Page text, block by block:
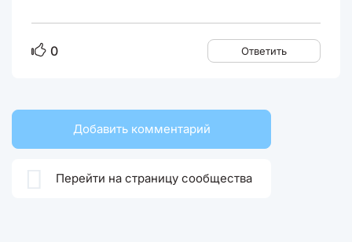
0 Ответить
Добавить комментарий
Перейти на страницу сообщества